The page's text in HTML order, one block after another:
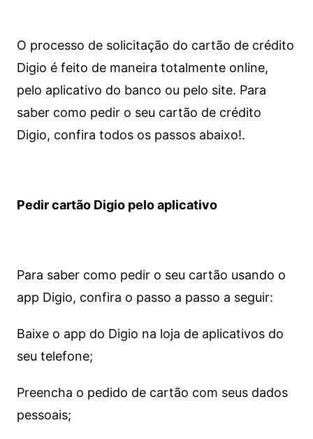
O processo de solicitação do cartão de crédito
Digio é feito de maneira totalmente online,
pelo aplicativo do banco ou pelo site. Para
saber como pedir o seu cartão de crédito
Digio, confira todos os passos abaixo!.
Pedir cartão Digio pelo aplicativo
Para saber como pedir o seu cartão usando o
app Digio, confira o passo a passo a seguir:
Baixe o app do Digio na loja de aplicativos do
seu telefone;
Preencha o pedido de cartão com seus dados
pessoais;